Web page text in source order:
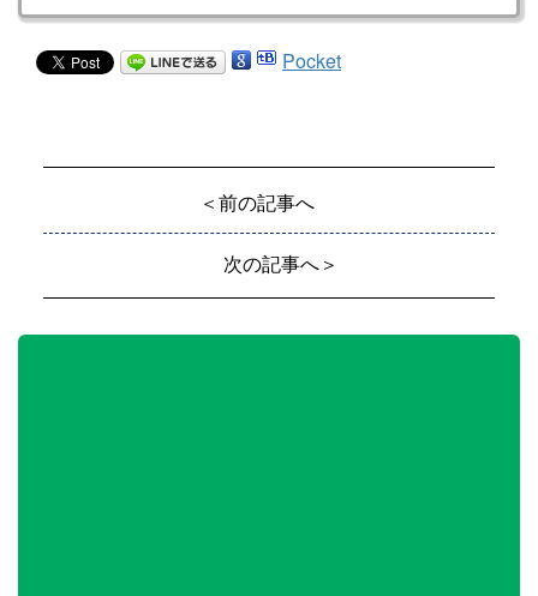
Pocket
＜前の記事へ
次の記事へ＞